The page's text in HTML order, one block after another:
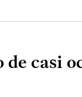
casi